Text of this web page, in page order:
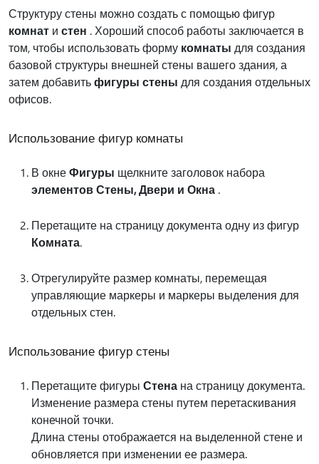
Структуру стены можно создать с помощью фигур
комнат и стен . Хороший способ работы заключается в
том, чтобы использовать форму комнаты для создания
базовой структуры внешней стены вашего здания, а
затем добавитьфигуры стены для создания отдельных
офисов.
Использование фигур комнаты
В окнеФигуры щелкните заголовок набора
элементов Стены, Двери и Окна .
Перетащите на страницу документа одну из фигур
Комната.
Отрегулируйте размер комнаты, перемещая
управляющие маркеры и маркеры выделения для
отдельных стен.
Использование фигур стены
Перетащите фигуры Стена на страницу документа.
Изменение размера стены путем перетаскивания
конечной точки.
Длина стены отображается на выделенной стене и
обновляется при изменении ее размера.